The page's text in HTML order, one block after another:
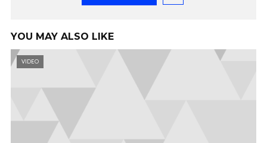
YOU MAY ALSO LIKE
VIDEO